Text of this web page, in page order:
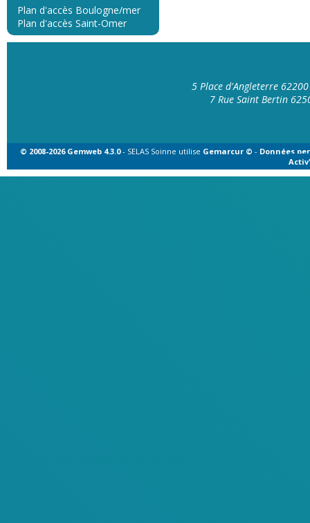
Plan d'accès Boulogne/mer
Plan d'accès Saint-Omer
5 Place d'Angleterre
7 Rue Saint Bertin
© 2008-2026 Gemweb 4.3.0- SELAS Soinne utilise Gemarcur © - Données